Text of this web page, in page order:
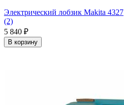
Электрический лобзик Makita 4327
(2)
5 840 ₽
В корзину